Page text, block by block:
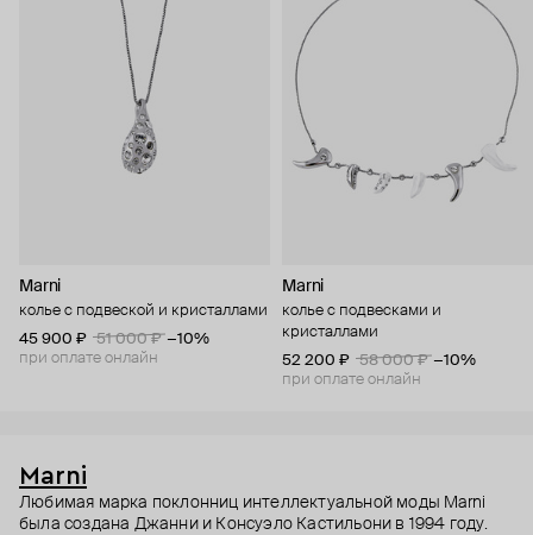
Marni
колье с подвеской и кристаллами
45 900 ₽
51 000 ₽ −10%
при оплате онлайн
Marni
колье с подвесками и
кристаллами
52 200 ₽
58 000 ₽ −10%
при оплате онлайн
Marni
Любимая марка поклонниц интеллектуальной моды Marni
была создана Джанни и Консуэло Кастильони в 1994 году.